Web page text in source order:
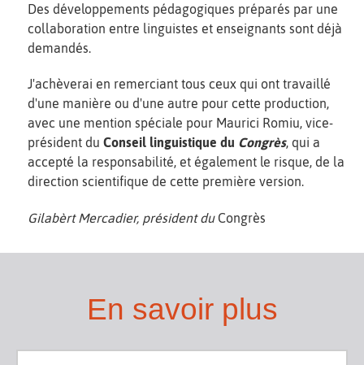
Des développements pédagogiques préparés par une
collaboration entre linguistes et enseignants sont déjà
demandés.
J'achèverai en remerciant tous ceux qui ont travaillé
d'une manière ou d'une autre pour cette production,
avec une mention spéciale pour Maurici Romiu, vice-
président du Conseil linguistique du Congrès, qui a
accepté la responsabilité, et également le risque, de la
direction scientifique de cette première version.
Gilabèrt Mercadier, président du Congrès
En savoir plus